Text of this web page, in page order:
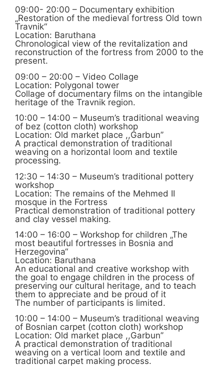
09:00- 20:00 – Documentary exhibition
„Restoration of the medieval fortress Old town
Travnik“
Location: Baruthana
Chronological view of the revitalization and
reconstruction of the fortress from 2000 to the
present.
09:00 – 20:00 – Video Collage
Location: Polygonal tower
Collage of documentary films on the intangible
heritage of the Travnik region.
10:00 – 14:00 – Museum’s traditional weaving
of bez (cotton cloth) workshop
Location: Old market place ,,Garbun’’
A practical demonstration of traditional
weaving on a horizontal loom and textile
processing.
12:30 – 14:30 – Museum’s traditional pottery
workshop
Location: The remains of the Mehmed II
mosque in the Fortress
Practical demonstration of traditional pottery
and clay vessel making.
14:00 – 16:00 – Workshop for children „The
most beautiful fortresses in Bosnia and
Herzegovina“
Location: Baruthana
An educational and creative workshop with
the goal to engage children in the process of
preserving our cultural heritage, and to teach
them to appreciate and be proud of it
The number of participants is limited.
10:00 – 14:00 – Museum’s traditional weaving
of Bosnian carpet (cotton cloth) workshop
Location: Old market place ,,Garbun’’
A practical demonstration of traditional
weaving on a vertical loom and textile and
traditional carpet making process.